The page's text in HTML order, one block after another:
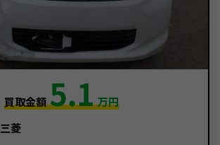
買取金額5.1万円
三菱